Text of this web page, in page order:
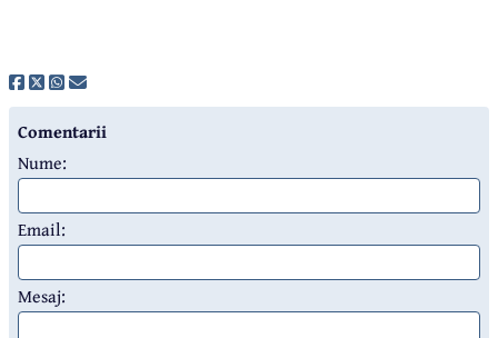
Comentarii
Nume:
Email:
Mesaj: